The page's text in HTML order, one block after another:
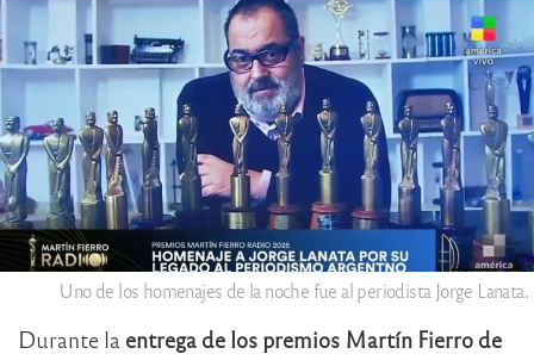
Uno de los homenajes de la noche fue al periodista Jorge Lanata.
Durante la entrega de los premios Martín Fierro de